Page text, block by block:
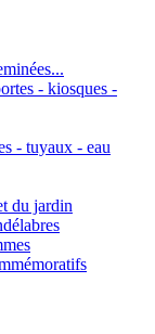
- kiosques -
- tuyaux - eau
du jardin